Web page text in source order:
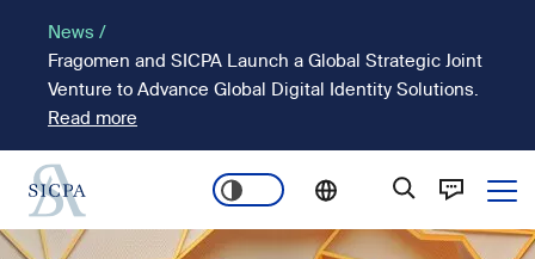
contenido
principal
News /
Fragomen and SICPA Launch a Global Strategic Joint
Venture to Advance Global Digital Identity Solutions.
Read more
Main
Imagen